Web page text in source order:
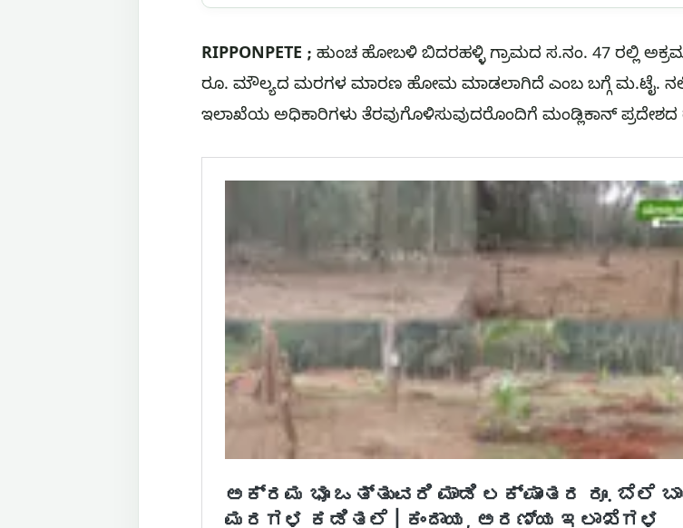
RIPPONPETE ; ಹುಂಚ ಹೋಬಳಿ ಬಿದರಹಳ್ಳಿ ಗ್ರಾಮದ ಸ.ನಂ. 47 ರಲ್ಲಿ
ರೂ. ಮೌಲ್ಯದ ಮರಗಳ ಮಾರಣ ಹೋಮ ಮಾಡಲಾಗಿದೆ ಎಂಬ ಬಗ್ಗೆ ಮ.ಟೈ.
ಇಲಾಖೆಯ ಅಧಿಕಾರಿಗಳು ತೆರವುಗೊಳಿಸುವುದರೊಂದಿಗೆ ಮಂಡ್ಲಿಕಾನ್ ಪ್ರದೇಶದ